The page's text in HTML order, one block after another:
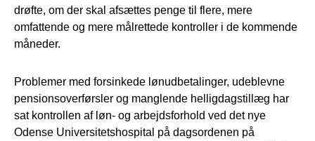
drøfte, om der skal afsættes penge til flere, mere
omfattende og mere målrettede kontroller i de kommende
måneder.
Problemer med forsinkede lønudbetalinger, udeblevne
pensionsoverførsler og manglende helligdagstillæg har
sat kontrollen af løn- og arbejdsforhold ved det nye
Odense Universitetshospital på dagsordenen på